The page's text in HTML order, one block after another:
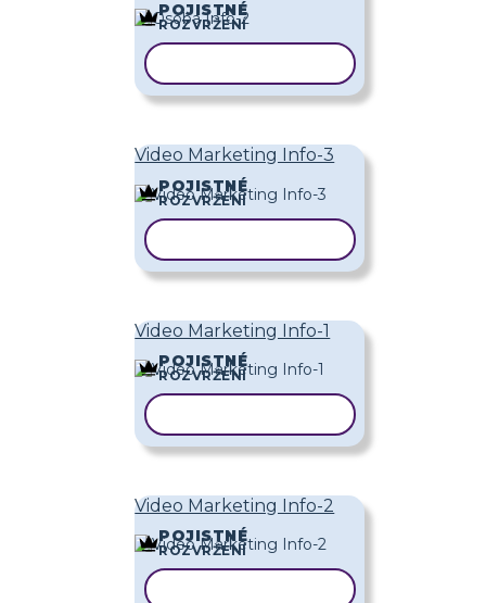
POJISTNÉ
ROZVRŽENÍ
Video Marketing Info-3
POJISTNÉ
ROZVRŽENÍ
Video Marketing Info-1
POJISTNÉ
ROZVRŽENÍ
Video Marketing Info-2
POJISTNÉ
ROZVRŽENÍ